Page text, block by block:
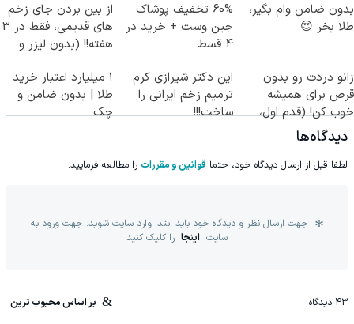
بدون ضامن وام بگیر،
طلا بخر 😍
60% تخفیف پوشاک
جین وست + خرید در
4 قسط
از بین بردن جای زخم
های قدیمی، فقط در 3
هفته!! (بدون لیزر و
زانو دردت رو بدون
قرص برای همیشه
خوب کن! (قدم اول،
پرسش‌نامه)
این دکتر شیرازی کرم
ترمیم زخم ایرانی را
ساخت!!!
۱ میلیارد اعتبار خرید
طلا | بدون ضامن و
چک
دیدگاه‌ها
لطفا قبل از ارسال دیدگاه خود، حتما قوانین و مقررات را مطالعه فرمایید.
جهت ارسال نظر و دیدگاه خود باید ابتدا وارد سایت شوید. جهت ورود به
سایت اینجا را کلیک کنید
43 دیدگاه بر اساس محبوب ترین